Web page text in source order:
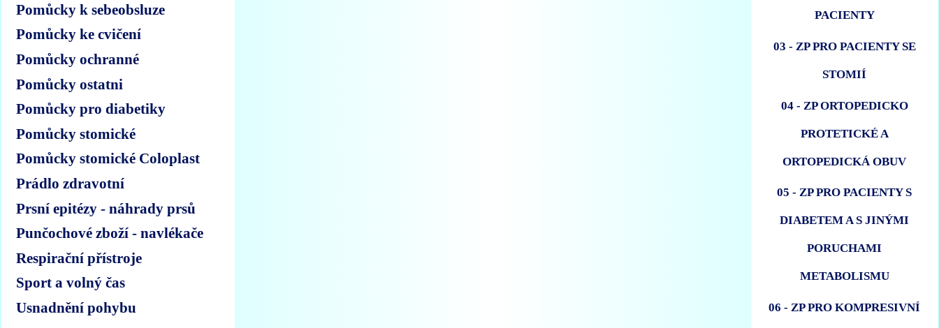
Pomůcky k sebeobsluze
Pomůcky ke cvičení
Pomůcky ochranné
Pomůcky ostatni
Pomůcky pro diabetiky
Pomůcky stomické
Pomůcky stomické Coloplast
Prádlo zdravotní
Prsní epitézy - náhrady prsů
Punčochové zboží - navlékače
Respirační přístroje
Sport a volný čas
Usnadnění pohybu
PACIENTY
03 - ZP PRO PACIENTY SE
STOMIÍ
04 - ZP ORTOPEDICKO
PROTETICKÉ A
ORTOPEDICKÁ OBUV
05 - ZP PRO PACIENTY S
DIABETEM A S JINÝMI
PORUCHAMI
METABOLISMU
06 - ZP PRO KOMPRESIVNÍ